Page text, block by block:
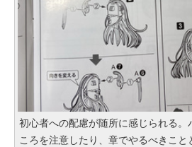
初心者への配慮が随所に感じられる。
ころを注意したり、章でやるべきこと